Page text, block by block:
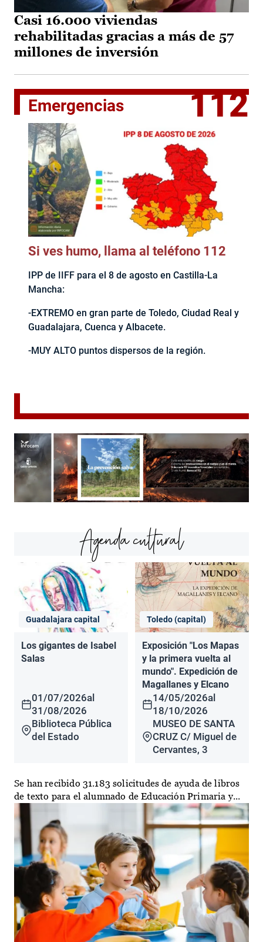
Casi 16.000 viviendas
rehabilitadas gracias a más de 57
millones de inversión
Emergencias 112
Si ves humo, llama al teléfono 112
IPP de IIFF para el 8 de agosto en Castilla-La
Mancha:
-EXTREMO en gran parte de Toledo, Ciudad Real y
Guadalajara, Cuenca y Albacete.
-MUY ALTO puntos dispersos de la región.
Agenda cultural
Guadalajara capital
Los gigantes de Isabel
Salas
01/07/2026al
31/08/2026
Biblioteca Pública
del Estado
Toledo (capital)
Exposición "Los Mapas
y la primera vuelta al
mundo". Expedición de
Magallanes y Elcano
14/05/2026al
18/10/2026
MUSEO DE SANTA
CRUZ C/ Miguel de
Cervantes, 3
Se han recibido 31.183 solicitudes de ayuda de libros
de texto para el alumnado de Educación Primaria y...